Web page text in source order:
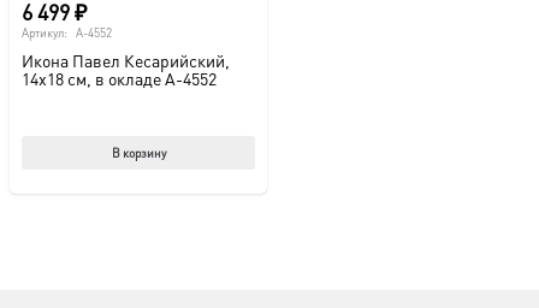
6 499₽
Артикул: A-4552
Икона Павел Кесарийский,
14х18 см, в окладе A-4552
В корзину